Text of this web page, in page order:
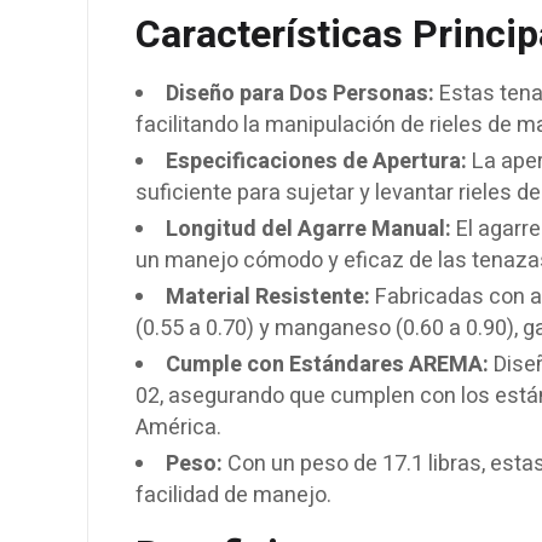
Características
Diseño para Dos Personas: Estas
facilitando la manipulación de rieles de
Especificaciones de Apertura: La
suficiente para sujetar y levantar rieles
Longitud del Agarre Manual: El
un manejo cómodo y eficaz de las
Material Resistente: Fabricadas con
(0.55 a 0.70) y manganeso (0.60 a 0.90),
Cumple con Estándares AREMA:
02, asegurando que cumplen con los
América.
Peso: Con un peso de 17.1 libras,
facilidad de manejo.